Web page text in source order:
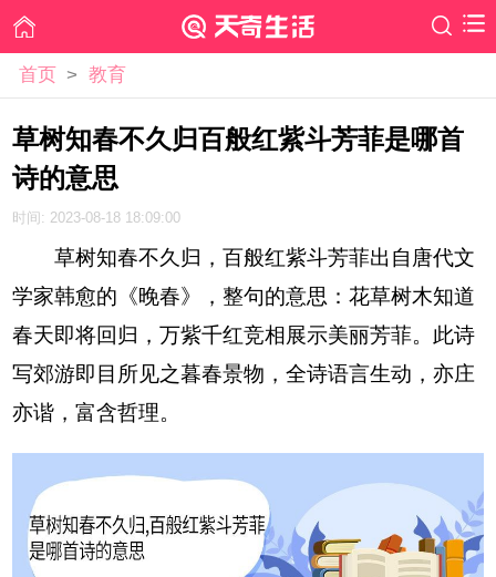
首页 > 教育
草树知春不久归百般红紫斗芳菲是哪首
诗的意思
时间: 2023-08-18 18:09:00
草树知春不久归，百般红紫斗芳菲出自唐代文
学家韩愈的《晚春》，整句的意思：花草树木知道
春天即将回归，万紫千红竞相展示美丽芳菲。此诗
写郊游即目所见之暮春景物，全诗语言生动，亦庄
亦谐，富含哲理。